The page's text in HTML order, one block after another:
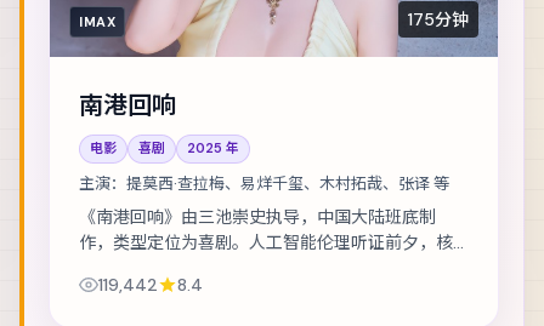
IMAX 175分钟
南港回响
电影 喜剧 2025 年
主演： 提莫西·查拉梅、易烊千玺、木村拓哉、张译 等
《南港回响》由三池崇史执导，中国大陆班底制
作，类型定位为喜剧。人工智能伦理听证前夕，核
千玺、木村拓哉 等，表演层次丰富。节奏层层推...
119,442 8.4